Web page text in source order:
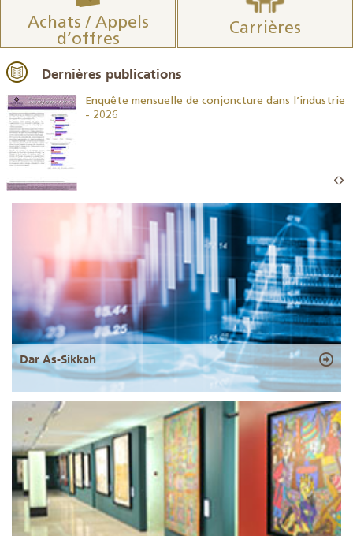
Achats / Appels
d’offres
Carrières
Dernières publications
Enquête mensuelle de conjoncture dans l’industrie
- 2026
Dar As-Sikkah